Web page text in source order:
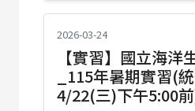
2026-03-24
【實習】國立海洋
_115年暑期實習(
4/22(三)下午5:00